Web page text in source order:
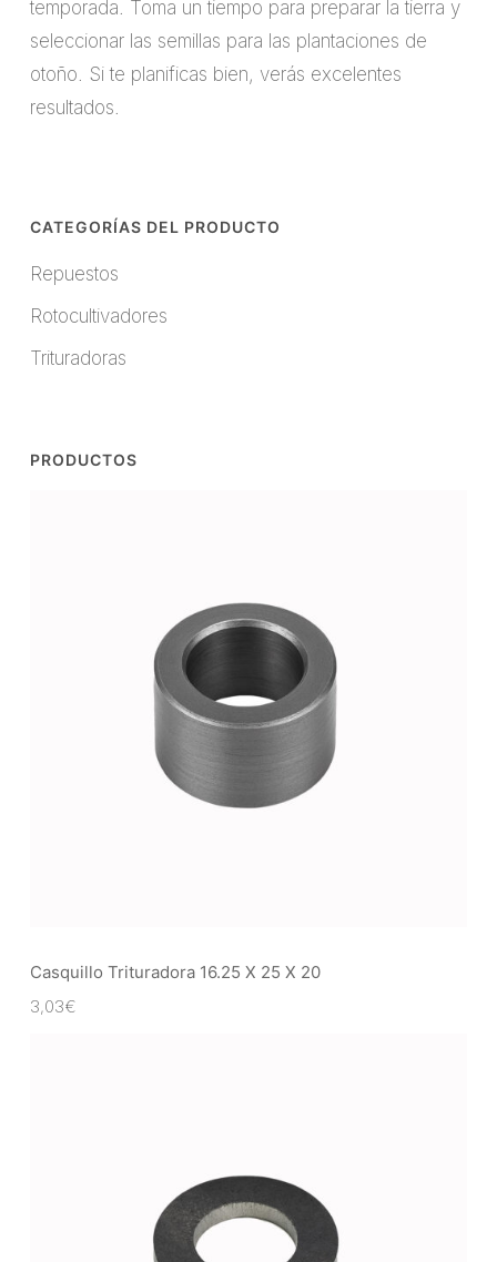
temporada. Toma un tiempo para preparar la tierra y
seleccionar las semillas para las plantaciones de
otoño. Si te planificas bien, verás excelentes
resultados.
CATEGORÍAS DEL PRODUCTO
Repuestos
Rotocultivadores
Trituradoras
PRODUCTOS
Casquillo Trituradora 16.25 X 25 X 20
3,03€